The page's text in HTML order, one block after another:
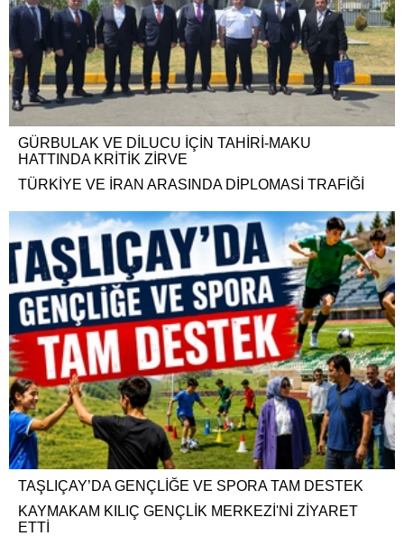
GÜRBULAK VE DİLUCU İÇİN TAHİRİ-MAKU
HATTINDA KRİTİK ZİRVE
TÜRKİYE VE İRAN ARASINDA DİPLOMASİ TRAFİĞİ
TAŞLIÇAY’DA GENÇLİĞE VE SPORA TAM DESTEK
KAYMAKAM KILIÇ GENÇLİK MERKEZİ'Nİ ZİYARET
ETTİ